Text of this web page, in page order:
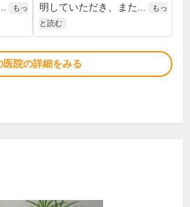
もっ
明していただき、また...
もっ
と読む
医院の詳細をみる